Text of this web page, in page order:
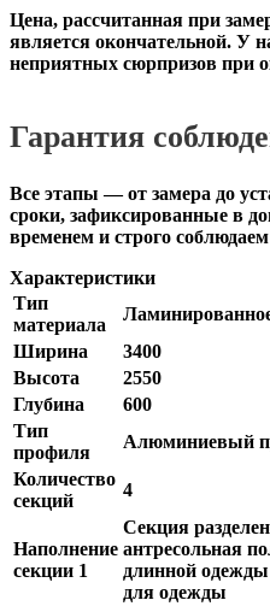
Цена, рассчитанная при
является окончательной. У
неприятных сюрпризов при
Гарантия
Все этапы — от замера до
сроки, зафиксированные в
временем и строго
Характеристики
Тип
материала
Ширина
3400
Высота
2550
Глубина
600
Тип
профиля
Алюминиевый
Количество
секций
4
Наполнение
секции 1
Секция
антресольная
длинной
для одежды